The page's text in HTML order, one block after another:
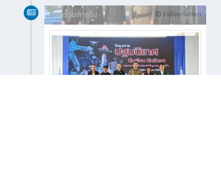
3 เดือน ที่ผ่านมา
กิจกรรมภายใน